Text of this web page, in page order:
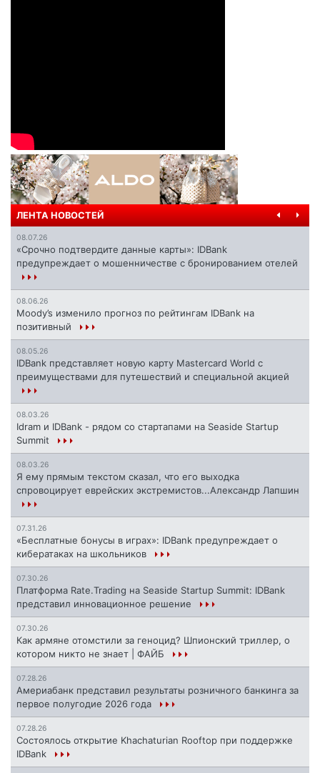
ЛЕНТА НОВОСТЕЙ
08.07.26
«Срочно подтвердите данные карты»: IDBank
предупреждает о мошенничестве с бронированием отелей
08.06.26
Moody’s изменило прогноз по рейтингам IDBank на
позитивный
08.05.26
IDBank представляет новую карту Mastercard World с
преимуществами для путешествий и специальной акцией
08.03.26
Idram и IDBank - рядом со стартапами на Seaside Startup
Summit
08.03.26
Я ему прямым текстом сказал, что его выходка
спровоцирует еврейских экстремистов...Александр Лапшин
07.31.26
«Бесплатные бонусы в играх»: IDBank предупреждает о
кибератаках на школьников
07.30.26
Платформа Rate.Trading на Seaside Startup Summit: IDBank
представил инновационное решение
07.30.26
Как армяне отомстили за геноцид? Шпионский триллер, о
котором никто не знает | ФАЙБ
07.28.26
Америабанк представил результаты розничного банкинга за
первое полугодие 2026 года
07.28.26
Состоялось открытие Khachaturian Rooftop при поддержке
IDBank